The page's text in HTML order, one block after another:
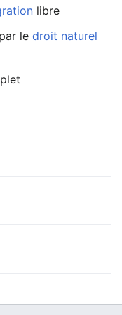
libre
le droit naturel